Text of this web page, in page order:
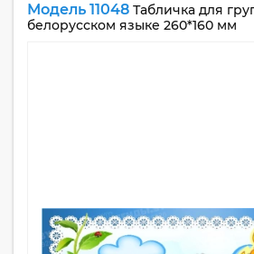
Модель 11048 Табличка для
белорусском языке 260*160 мм